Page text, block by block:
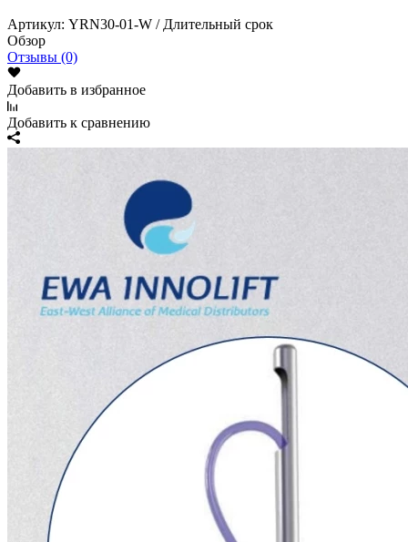
Артикул: YRN30-01-W / Длительный срок
Обзор
Отзывы (0)
Добавить в избранное
Добавить к сравнению